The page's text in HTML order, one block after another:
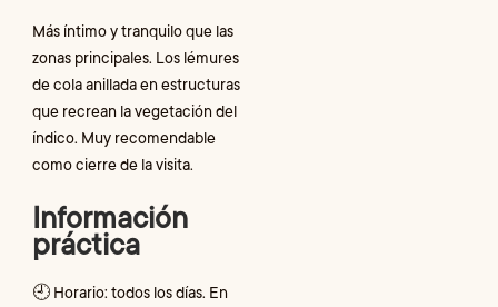
Más íntimo y tranquilo que las
zonas principales. Los lémures
de cola anillada en estructuras
que recrean la vegetación del
índico. Muy recomendable
como cierre de la visita.
Información
práctica
🕘 Horario: todos los días. En